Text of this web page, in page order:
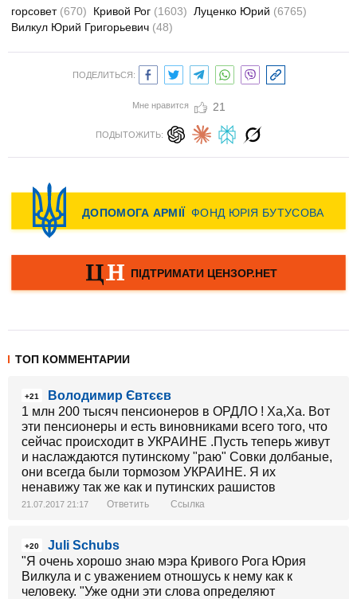
горсовет (670) Кривой Рог (1603) Луценко Юрий (6765)
Вилкул Юрий Григорьевич (48)
ПОДЕЛИТЬСЯ:
Мне нравится 21
ПОДЫТОЖИТЬ:
ТОП КОММЕНТАРИИ
+21
Володимир Євтєєв
1 млн 200 тысяч пенсионеров в ОРДЛО ! Ха,Ха. Вот
эти пенсионеры и есть виновниками всего того, что
сейчас происходит в УКРАИНЕ .Пусть теперь живут
и наслаждаются путинскому "раю" Совки долбаные,
они всегда были тормозом УКРАИНЕ. Я их
ненавижу так же как и путинских рашистов
21.07.2017 21:17 Ответить Ссылка
+20
Juli Schubs
"Я очень хорошо знаю мэра Кривого Рога Юрия
Вилкула и с уважением отношусь к нему как к
человеку. "Уже одни эти слова определяют